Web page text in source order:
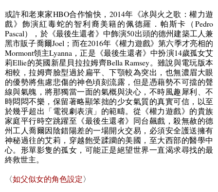
或許和老東家HBO合作愉快， 2014年《冰與火之歌：權力遊
戲》飾演紅毒蛇的智利裔美籍的佩德羅．帕斯卡（Pedro
Pascal），於《最後生還者》中飾演50出頭的德州建築工人兼
黑市販子喬爾Joel ；而在2016年《權力遊戲》第六季才亮相的
Mormont領主Lyanna ，正是《最後生還者》中扮演14歲孤女艾
莉Ellie的英國新星貝拉拉姆齊Bella Ramsey。雖說與電玩版本
相較，拉姆齊臉型過於扁平、下顎較為突出，也無濃眉大眼
的優勢將焦慮悲傷的神色頃刻流露，但是憑藉勢不可擋的聲
線與氣魄，將那獨當一面的氣概與決心，不時風趣犀利、不
時悶悶不樂，保留著略顯笨拙的少女氣質的真實可信，以至
於幾乎超出「電視劇表演」的範疇。從《權力遊戲》的貴族
家庭平行時空跳躍至《最後生還者》同台飆戲，殺無赦的德
州工人喬爾因陰錯陽差的一場開火交易，必須安全護送擁有
神秘過往的艾莉，穿越飽受蹂躪的美國，至大西部的醫學中
心。形單影隻的孤女，可能正是絕望世界一直渴求尋找的最
終救世主。
〈如父似女的角色設定〉